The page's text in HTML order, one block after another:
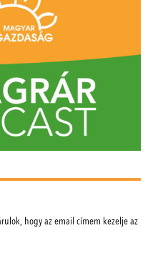
hogy az email címem kezelje az